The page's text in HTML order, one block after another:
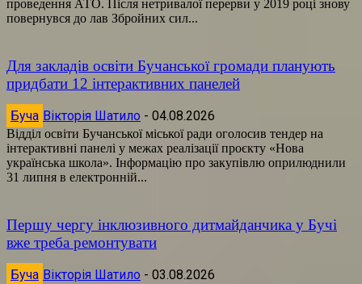
проведення АТО. Після нетривалої перерви у 2019 році знову
повернувся до лав Збройних сил...
Для закладів освіти Бучанської громади планують
придбати 12 інтерактивних панелей
Буча Вікторія Шатило - 04.08.2026
Відділ освіти Бучанської міської ради оголосив тендер на
інтерактивні панелі у межах реалізації проєкту «Нова
українська школа». Інформацію про закупівлю оприлюднили
31 липня в електронній...
Першу чергу інклюзивного дитмайданчика у Бучі
вже треба ремонтувати
Буча Вікторія Шатило - 03.08.2026